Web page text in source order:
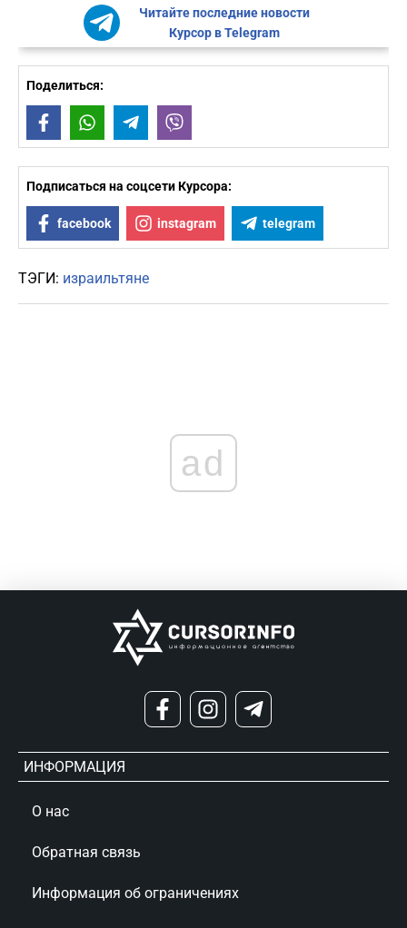
Читайте последние новости
Курсор в Telegram
Поделиться:
FacebookWhatsAppTelegram
Подписаться на соцсети Курсора:
facebook instagram telegram
ТЭГИ: израильтяне
ad
ИНФОРМАЦИЯ
О нас
Обратная связь
Информация об ограничениях